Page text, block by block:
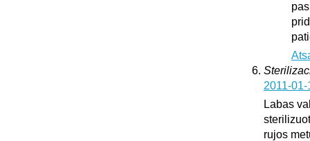
2011-
Labas
rujos